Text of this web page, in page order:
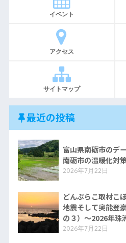
イベント
アクセス
サイトマップ
最近の投稿
富山県南砺市のデ
南砺市の温暖化対
2026年7月22日
どんぶらこ取材こ
地震そして奥能登
の３）〜2026年珠
2026年7月22日